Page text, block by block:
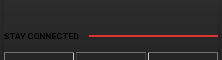
STAY CONNECTED